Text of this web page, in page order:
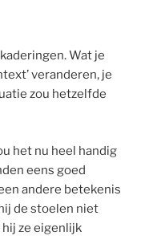
Wat je
veranderen, je
zou hetzelfde
het nu heel handig
eens goed
andere betekenis
de stoelen niet
ze eigenlijk